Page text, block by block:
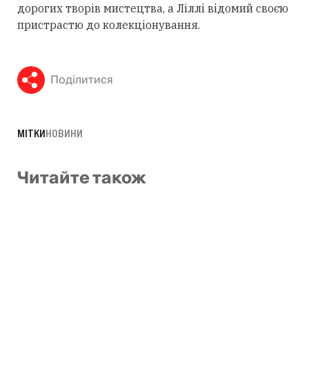
дорогих творів мистецтва, а Ліллі відомий своєю
пристрастю до колекціонування.
Поділитися
МІТКИНОВИНИ
Читайте також